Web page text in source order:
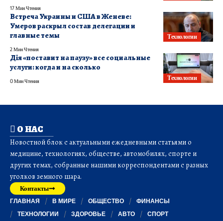
17 Мин Чтения
Технологии
Встреча Украины и США в Женеве:
Умеров раскрыл состав делегации и
главные темы
2 Мин Чтения
Технологии
Дія «поставит на паузу» все социальные
услуги: когда и на сколько
0 Мин Чтения
О НАС
Новостной блок с актуальными ежедневными статьями о
медицине, технологиях, обществе, автомобилях, спорте и
других темах, собранные нашими корреспондентами с разных
уголков земного шара.
Контакты
ГЛАВНАЯ В МИРЕ ОБЩЕСТВО
ФИНАНСЫ
ТЕХНОЛОГИИ
ЗДОРОВЬЕ АВТО СПОРТ